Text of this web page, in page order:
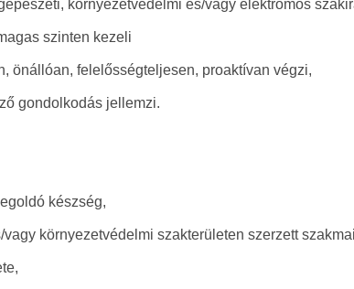
környezetvédelmi és/vagy elektromos
szinten kezeli
önállóan, felelősségteljesen, proaktívan végzi,
gondolkodás jellemzi.
készség,
környezetvédelmi szakterületen szerzett